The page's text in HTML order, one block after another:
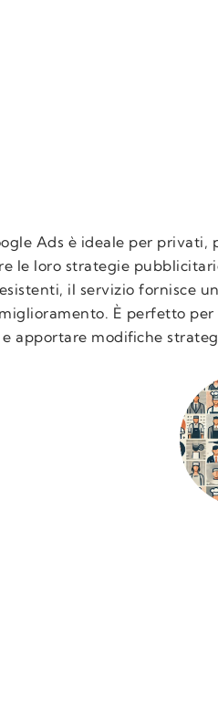
Ads è ideale per privati,
le loro strategie
il servizio fornisce
È perfetto
apportare modifiche